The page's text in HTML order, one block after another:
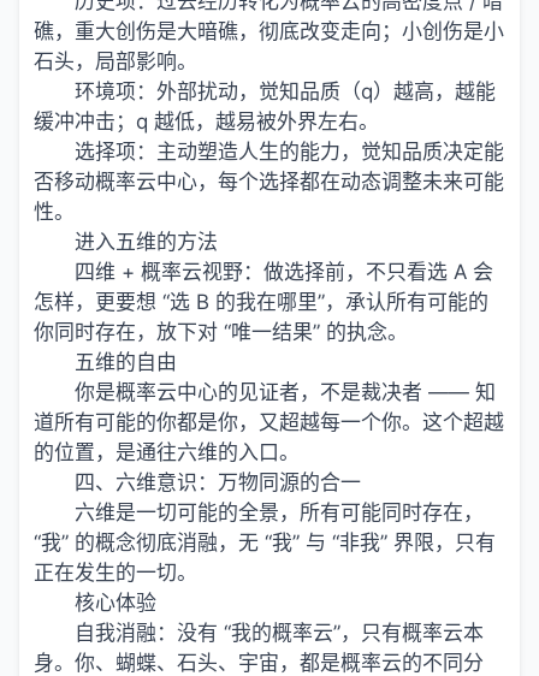
礁，重大创伤是大暗礁，彻底改变走向；小创伤是小
石头，局部影响。
环境项：外部扰动，觉知品质（q）越高，越能
缓冲冲击；q 越低，越易被外界左右。
选择项：主动塑造人生的能力，觉知品质决定能
否移动概率云中心，每个选择都在动态调整未来可能
性。
进入五维的方法
四维 + 概率云视野：做选择前，不只看选 A 会
怎样，更要想 “选 B 的我在哪里”，承认所有可能的
你同时存在，放下对 “唯一结果” 的执念。
五维的自由
你是概率云中心的见证者，不是裁决者 —— 知
道所有可能的你都是你，又超越每一个你。这个超越
的位置，是通往六维的入口。
四、六维意识：万物同源的合一
六维是一切可能的全景，所有可能同时存在，
“我” 的概念彻底消融，无 “我” 与 “非我” 界限，只有
正在发生的一切。
核心体验
自我消融：没有 “我的概率云”，只有概率云本
身。你、蝴蝶、石头、宇宙，都是概率云的不同分